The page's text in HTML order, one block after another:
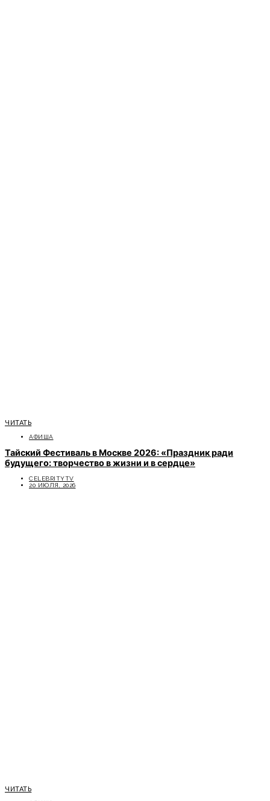
ЧИТАТЬ
АФИША
Тайский Фестиваль в Москве 2026: «Праздник ради
будущего: творчество в жизни и в сердце»
CELEBRITYTV
20 ИЮЛЯ, 2026
ЧИТАТЬ